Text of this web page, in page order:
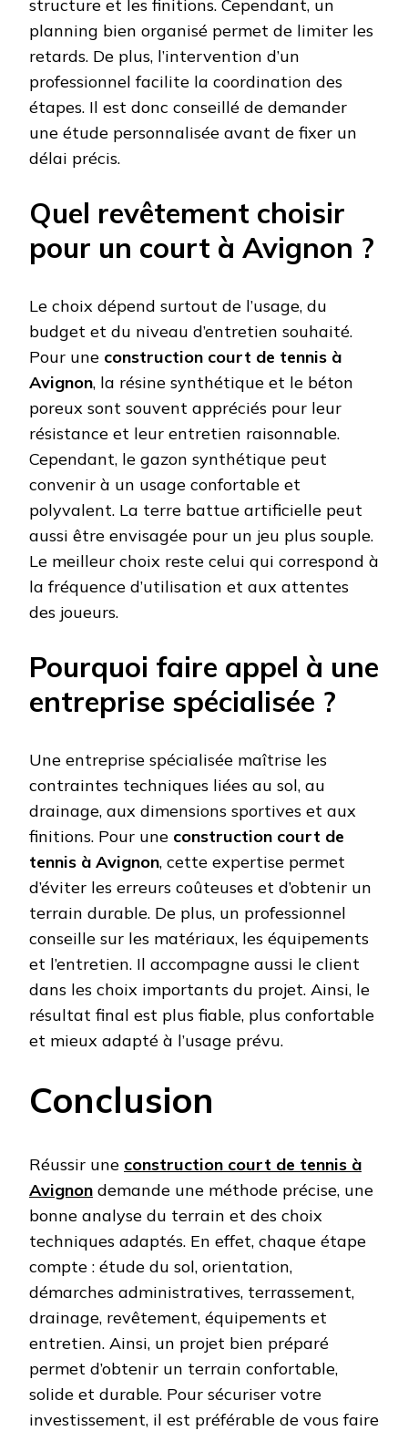
structure et les finitions. Cependant, un
planning bien organisé permet de limiter les
retards. De plus, l’intervention d’un
professionnel facilite la coordination des
étapes. Il est donc conseillé de demander
une étude personnalisée avant de fixer un
délai précis.
Quel revêtement choisir
pour un court à Avignon ?
Le choix dépend surtout de l’usage, du
budget et du niveau d’entretien souhaité.
Pour une construction court de tennis à
Avignon, la résine synthétique et le béton
poreux sont souvent appréciés pour leur
résistance et leur entretien raisonnable.
Cependant, le gazon synthétique peut
convenir à un usage confortable et
polyvalent. La terre battue artificielle peut
aussi être envisagée pour un jeu plus souple.
Le meilleur choix reste celui qui correspond à
la fréquence d’utilisation et aux attentes
des joueurs.
Pourquoi faire appel à une
entreprise spécialisée ?
Une entreprise spécialisée maîtrise les
contraintes techniques liées au sol, au
drainage, aux dimensions sportives et aux
finitions. Pour une construction court de
tennis à Avignon, cette expertise permet
d’éviter les erreurs coûteuses et d’obtenir un
terrain durable. De plus, un professionnel
conseille sur les matériaux, les équipements
et l’entretien. Il accompagne aussi le client
dans les choix importants du projet. Ainsi, le
résultat final est plus fiable, plus confortable
et mieux adapté à l’usage prévu.
Conclusion
Réussir une construction court de tennis à
Avignon demande une méthode précise, une
bonne analyse du terrain et des choix
techniques adaptés. En effet, chaque étape
compte : étude du sol, orientation,
démarches administratives, terrassement,
drainage, revêtement, équipements et
entretien. Ainsi, un projet bien préparé
permet d’obtenir un terrain confortable,
solide et durable. Pour sécuriser votre
investissement, il est préférable de vous faire